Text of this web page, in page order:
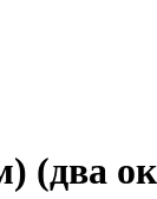
(два